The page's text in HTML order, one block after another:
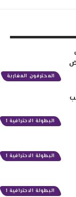
المحترفون المغاربة
البطولة الاحترافية 1
البطولة الاحترافية 1
البطولة الاحترافية 1